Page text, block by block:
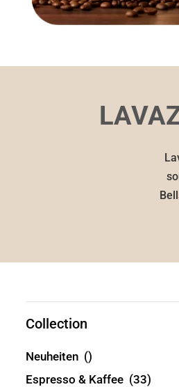
Collection
Neuheiten ()
Espresso & Kaffee (33)